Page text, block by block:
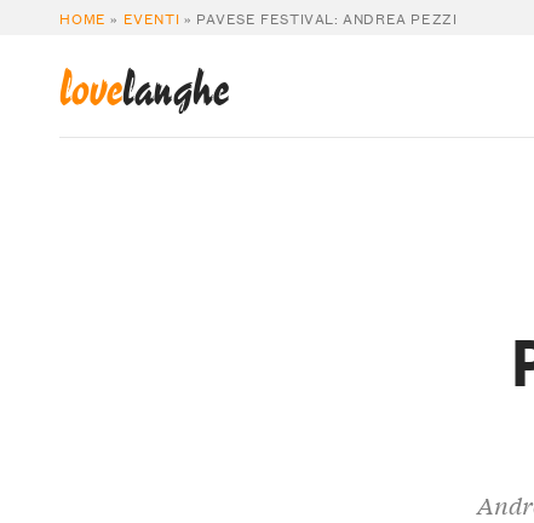
HOME » EVENTI » PAVESE FESTIVAL: ANDREA PEZZI
lovelanghe